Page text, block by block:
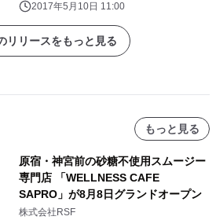
2017年5月10日 11:00
リリースをもっと見る
もっと見る
原宿・神宮前の砂糖不使用スムージー
専門店 「WELLNESS CAFE
SAPRO」が8月8日グランドオープン
株式会社RSF